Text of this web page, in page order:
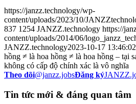
https://janzz.technology/wp-
content/uploads/2023/10/
837 1254 JANZZ.technology https://
content/uploads/2014/06/
JANZZ.technology2023-10-17 13:46:02
hồng ≠ là hoa hồng ≠ là hoa hồng – tại
không có cấp độ chính xác là vô nghĩa
Theo dõi@janzz.jobsĐăng ký
Tin tức mới & đáng quan tâm